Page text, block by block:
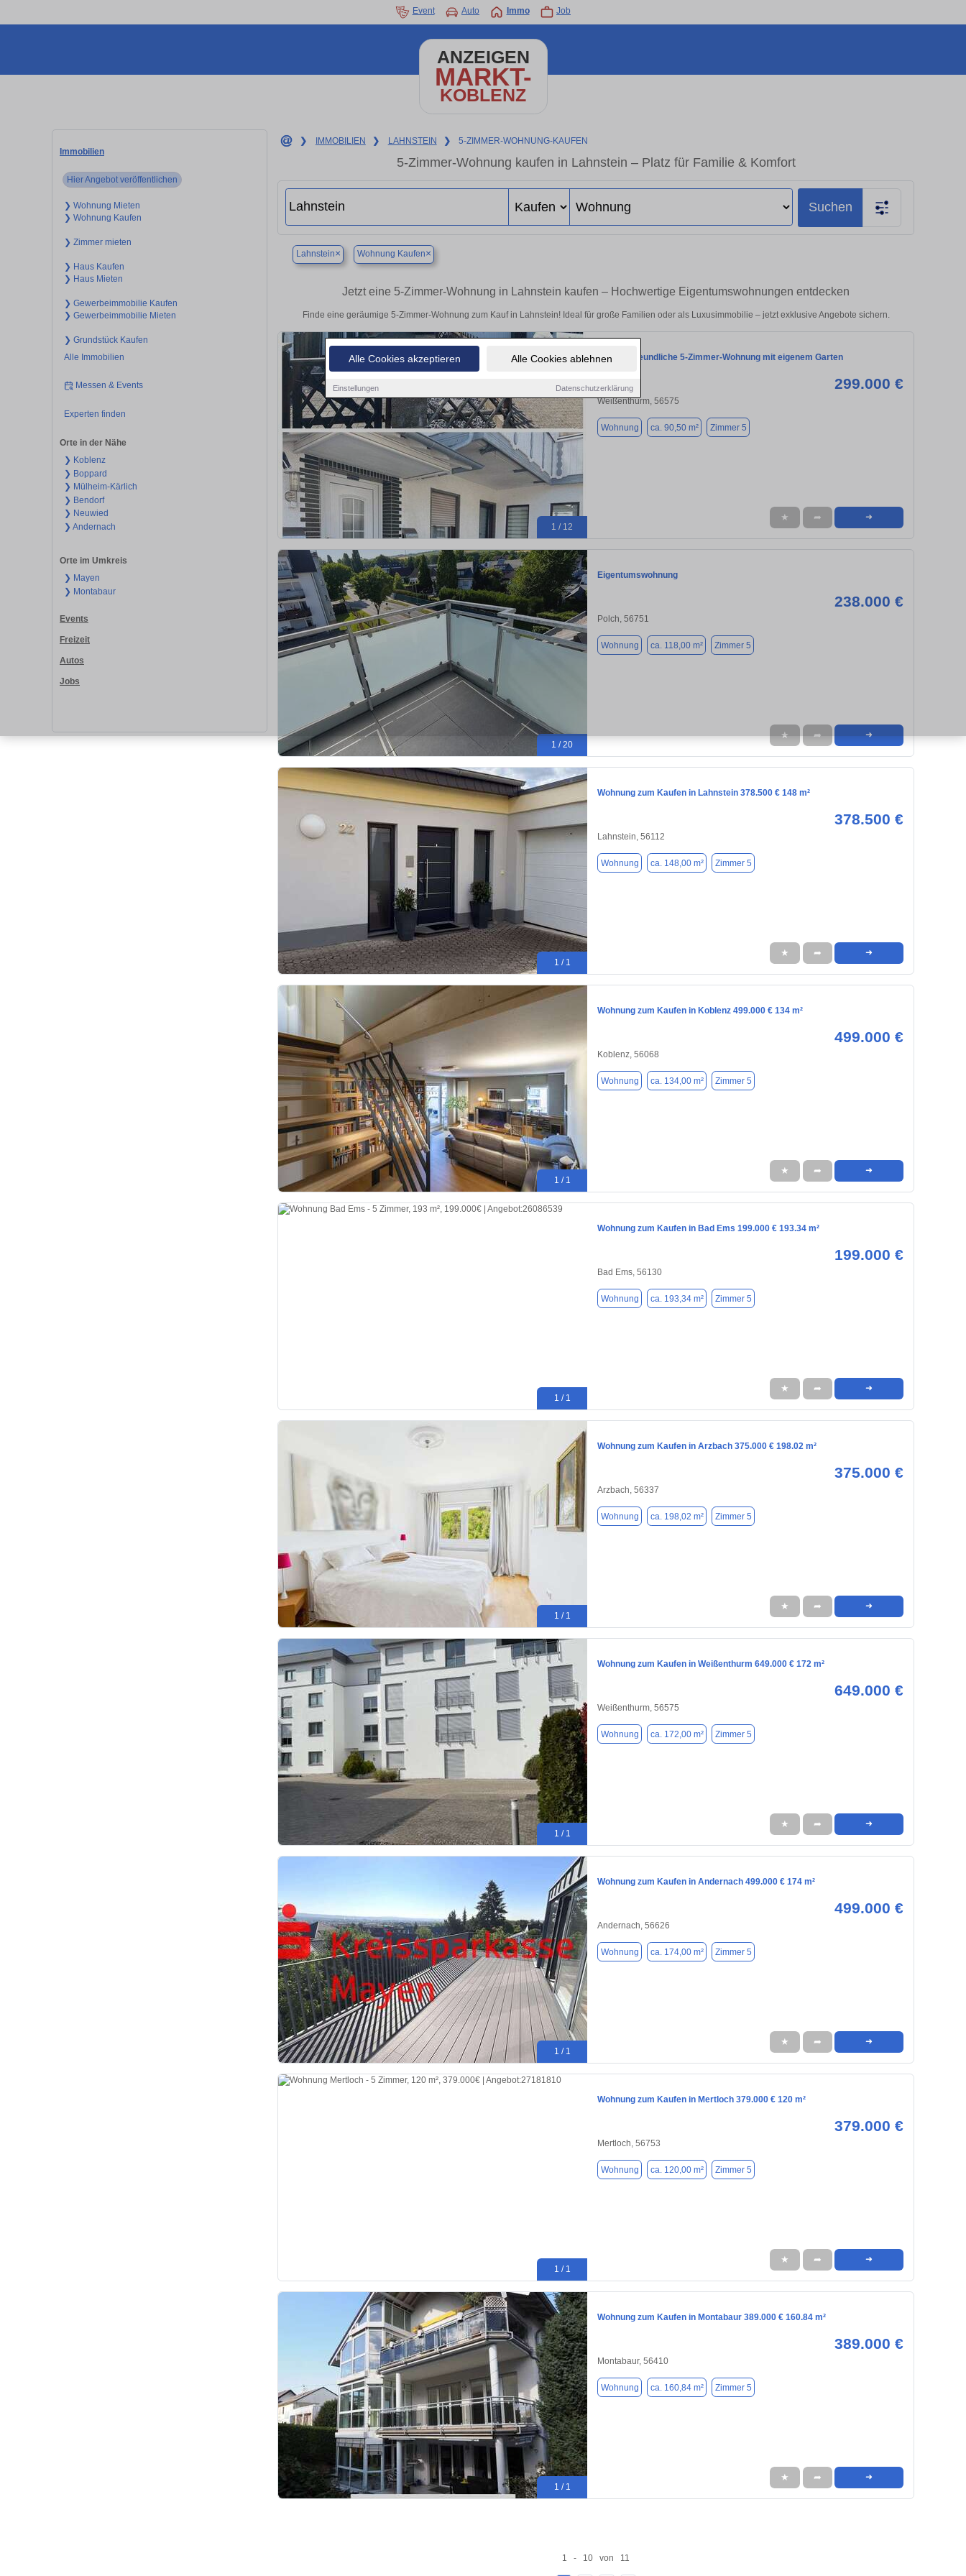
Alle Cookies akzeptieren Alle Cookies ablehnen
Einstellungen Datenschutzerklärung
Event Auto Immo Job
ANZEIGEN
MARKT-
KOBLENZ
Immobilien
Hier Angebot veröffentlichen
❯ Wohnung Mieten
❯ Wohnung Kaufen
❯ Zimmer mieten
❯ Haus Kaufen
❯ Haus Mieten
❯ Gewerbeimmobilie Kaufen
❯ Gewerbeimmobilie Mieten
❯ Grundstück Kaufen
Alle Immobilien
Messen & Events
Experten finden
Orte in der Nähe
❯ Koblenz
❯ Boppard
❯ Mülheim-Kärlich
❯ Bendorf
❯ Neuwied
❯ Andernach
Orte im Umkreis
❯ Mayen
❯ Montabaur
Events
Freizeit
Autos
Jobs
❯ IMMOBILIEN ❯ LAHNSTEIN ❯ 5-ZIMMER-WOHNUNG-KAUFEN
5-Zimmer-Wohnung kaufen in Lahnstein – Platz für Familie & Komfort
Suchen
Lahnstein× Wohnung Kaufen×
Jetzt eine 5-Zimmer-Wohnung in Lahnstein kaufen – Hochwertige Eigentumswohnungen entdecken
Finde eine geräumige 5-Zimmer-Wohnung zum Kauf in Lahnstein! Ideal für große Familien oder als Luxusimmobilie – jetzt exklusive Angebote sichern.
1 / 12
Familienfreundliche 5-Zimmer-Wohnung mit eigenem Garten
299.000 €
Weißenthurm, 56575
Wohnung ca. 90,50 m² Zimmer 5
★ ➦ ➜
1 / 20
Eigentumswohnung
238.000 €
Polch, 56751
Wohnung ca. 118,00 m² Zimmer 5
★ ➦ ➜
1 / 1
Wohnung zum Kaufen in Lahnstein 378.500 € 148 m²
378.500 €
Lahnstein, 56112
Wohnung ca. 148,00 m² Zimmer 5
★ ➦ ➜
1 / 1
Wohnung zum Kaufen in Koblenz 499.000 € 134 m²
499.000 €
Koblenz, 56068
Wohnung ca. 134,00 m² Zimmer 5
★ ➦ ➜
1 / 1
Wohnung zum Kaufen in Bad Ems 199.000 € 193.34 m²
199.000 €
Bad Ems, 56130
Wohnung ca. 193,34 m² Zimmer 5
★ ➦ ➜
1 / 1
Wohnung zum Kaufen in Arzbach 375.000 € 198.02 m²
375.000 €
Arzbach, 56337
Wohnung ca. 198,02 m² Zimmer 5
★ ➦ ➜
1 / 1
Wohnung zum Kaufen in Weißenthurm 649.000 € 172 m²
649.000 €
Weißenthurm, 56575
Wohnung ca. 172,00 m² Zimmer 5
★ ➦ ➜
1 / 1
Wohnung zum Kaufen in Andernach 499.000 € 174 m²
499.000 €
Andernach, 56626
Wohnung ca. 174,00 m² Zimmer 5
★ ➦ ➜
1 / 1
Wohnung zum Kaufen in Mertloch 379.000 € 120 m²
379.000 €
Mertloch, 56753
Wohnung ca. 120,00 m² Zimmer 5
★ ➦ ➜
1 / 1
Wohnung zum Kaufen in Montabaur 389.000 € 160.84 m²
389.000 €
Montabaur, 56410
Wohnung ca. 160,84 m² Zimmer 5
★ ➦ ➜
1 - 10 von 11